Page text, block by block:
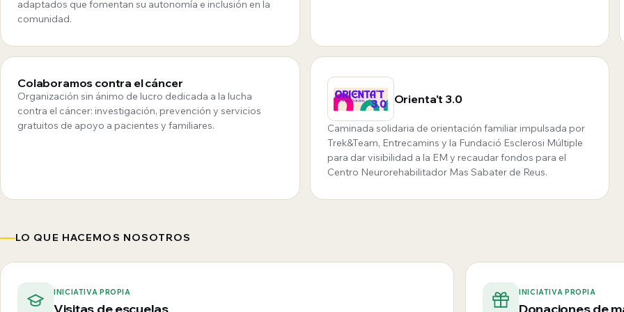
adaptados que fomentan su autonomía e inclusión en la
comunidad.
Colaboramos contra el cáncer
Organización sin ánimo de lucro dedicada a la lucha
contra el cáncer: investigación, prevención y servicios
gratuitos de apoyo a pacientes y familiares.
Orienta't 3.0
Caminada solidaria de orientación familiar impulsada por
Trek&Team, Entrecamins y la Fundació Esclerosi Múltiple
para dar visibilidad a la EM y recaudar fondos para el
Centro Neurorehabilitador Mas Sabater de Reus.
LO QUE HACEMOS NOSOTROS
INICIATIVA PROPIA INICIATIVA PROPIA